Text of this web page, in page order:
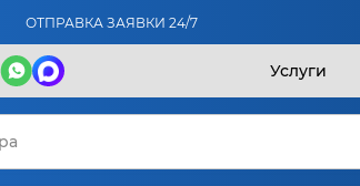
ОТПРАВКА ЗАЯВКИ 24/7
Услуги